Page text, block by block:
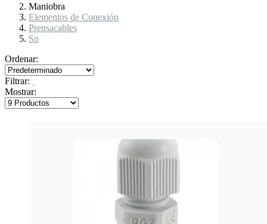
Maniobra
Elementos de Conexión
Prensacables
Sn
Ordenar:
Filtrar:
Mostrar: